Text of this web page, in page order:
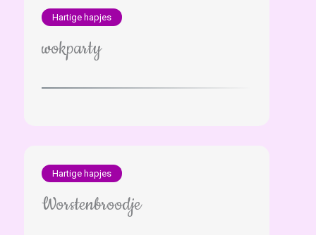
Hartige hapjes
wokparty
Hartige hapjes
Worstenbroodje